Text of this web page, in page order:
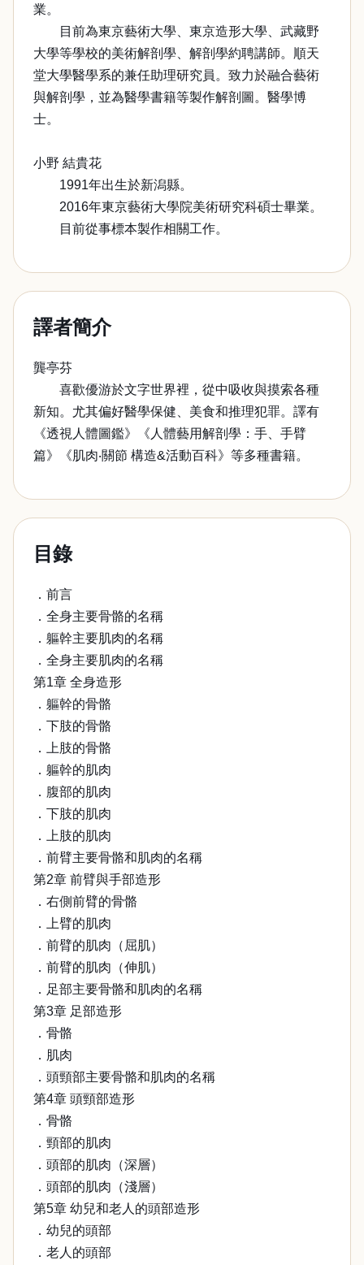
業。
目前為東京藝術大學、東京造形大學、武藏野
大學等學校的美術解剖學、解剖學約聘講師。順天
堂大學醫學系的兼任助理研究員。致力於融合藝術
與解剖學，並為醫學書籍等製作解剖圖。醫學博
士。
小野 結貴花
1991年出生於新潟縣。
2016年東京藝術大學院美術研究科碩士畢業。
目前從事標本製作相關工作。
譯者簡介
龔亭芬
喜歡優游於文字世界裡，從中吸收與摸索各種
新知。尤其偏好醫學保健、美食和推理犯罪。譯有
《透視人體圖鑑》《人體藝用解剖學：手、手臂
篇》《肌肉‧關節 構造&活動百科》等多種書籍。
目錄
．前言
．全身主要骨骼的名稱
．軀幹主要肌肉的名稱
．全身主要肌肉的名稱
第1章 全身造形
．軀幹的骨骼
．下肢的骨骼
．上肢的骨骼
．軀幹的肌肉
．腹部的肌肉
．下肢的肌肉
．上肢的肌肉
．前臂主要骨骼和肌肉的名稱
第2章 前臂與手部造形
．右側前臂的骨骼
．上臂的肌肉
．前臂的肌肉（屈肌）
．前臂的肌肉（伸肌）
．足部主要骨骼和肌肉的名稱
第3章 足部造形
．骨骼
．肌肉
．頭頸部主要骨骼和肌肉的名稱
第4章 頭頸部造形
．骨骼
．頸部的肌肉
．頭部的肌肉（深層）
．頭部的肌肉（淺層）
第5章 幼兒和老人的頭部造形
．幼兒的頭部
．老人的頭部